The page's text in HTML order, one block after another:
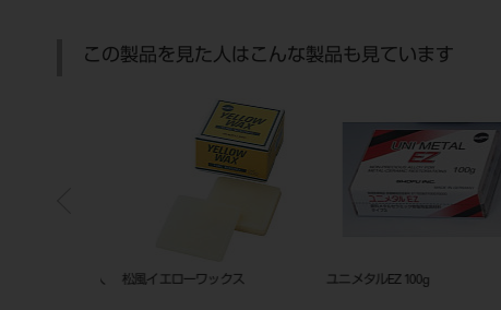
この製品を見た人はこんな製品も見ています
IC Washer（ウォッシャーディス
TMC-102用 高周波ルツボ